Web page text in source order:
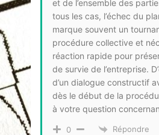
et de l’ensemble des
tous les cas, l’échec du
marque souvent un
procédure collective et
réaction rapide pour
de survie de l’entreprise.
d’un dialogue constructif
dès le début de la
à votre question
0 Répondre